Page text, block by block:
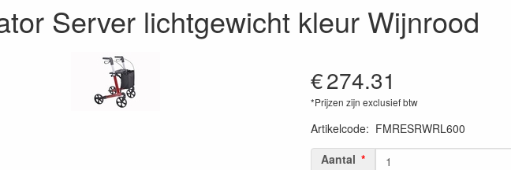
Server lichtgewicht kleur Wijnrood
€274.31
*Prijzen zijn exclusief btw
Artikelcode: FMRESRWRL600
Aantal